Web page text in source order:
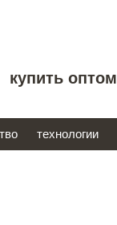
купить оптом
технологии